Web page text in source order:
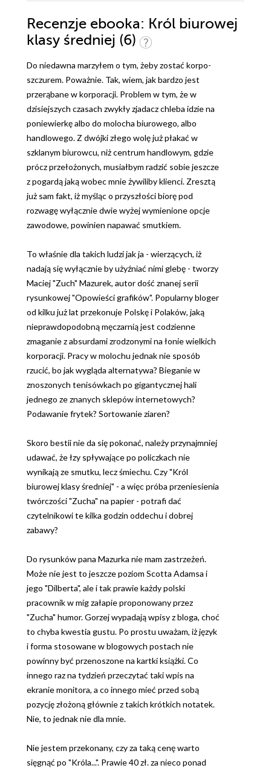
Recenzje ebooka: Król biurowej
klasy średniej (6)
Do niedawna marzyłem o tym, żeby zostać korpo-
szczurem. Poważnie. Tak, wiem, jak bardzo jest
przerąbane w korporacji. Problem w tym, że w
dzisiejszych czasach zwykły zjadacz chleba idzie na
poniewierkę albo do molocha biurowego, albo
handlowego. Z dwójki złego wolę już płakać w
szklanym biurowcu, niż centrum handlowym, gdzie
prócz przełożonych, musiałbym radzić sobie jeszcze
z pogardą jaką wobec mnie żywiliby klienci. Zresztą
już sam fakt, iż myśląc o przyszłości biorę pod
rozwagę wyłącznie dwie wyżej wymienione opcje
zawodowe, powinien napawać smutkiem.
To właśnie dla takich ludzi jak ja - wierzących, iż
nadają się wyłącznie by użyźniać nimi glebę - tworzy
Maciej "Zuch" Mazurek, autor dość znanej serii
rysunkowej "Opowieści grafików". Popularny bloger
od kilku już lat przekonuje Polskę i Polaków, jaką
nieprawdopodobną męczarnią jest codzienne
zmaganie z absurdami zrodzonymi na łonie wielkich
korporacji. Pracy w molochu jednak nie sposób
rzucić, bo jak wygląda alternatywa? Bieganie w
znoszonych tenisówkach po gigantycznej hali
jednego ze znanych sklepów internetowych?
Podawanie frytek? Sortowanie ziaren?
Skoro bestii nie da się pokonać, należy przynajmniej
udawać, że łzy spływające po policzkach nie
wynikają ze smutku, lecz śmiechu. Czy "Król
biurowej klasy średniej" - a więc próba przeniesienia
twórczości "Zucha" na papier - potrafi dać
czytelnikowi te kilka godzin oddechu i dobrej
zabawy?
Do rysunków pana Mazurka nie mam zastrzeżeń.
Może nie jest to jeszcze poziom Scotta Adamsa i
jego "Dilberta", ale i tak prawie każdy polski
pracownik w mig załapie proponowany przez
"Zucha" humor. Gorzej wypadają wpisy z bloga, choć
to chyba kwestia gustu. Po prostu uważam, iż język
i forma stosowane w blogowych postach nie
powinny być przenoszone na kartki książki. Co
innego raz na tydzień przeczytać taki wpis na
ekranie monitora, a co innego mieć przed sobą
pozycję złożoną głównie z takich krótkich notatek.
Nie, to jednak nie dla mnie.
Nie jestem przekonany, czy za taką cenę warto
sięgnąć po "Króla...". Prawie 40 zł. za nieco ponad